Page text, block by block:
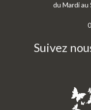
du Mardi au
Suivez